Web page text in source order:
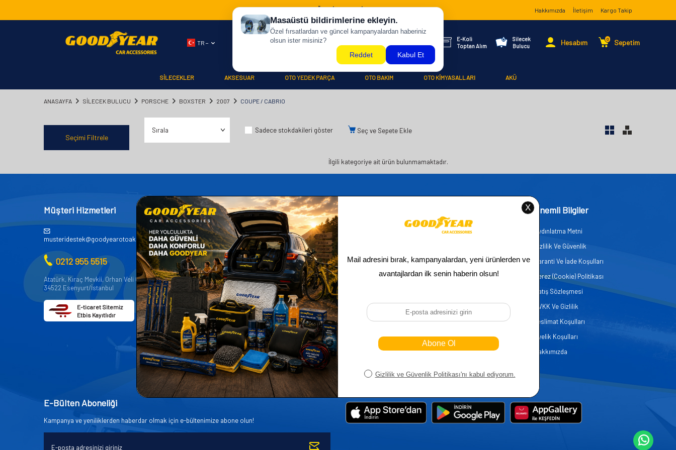
500 TL ÜZERİ KARGO BİZDEN ! Hakkımızda İletişim Kargo Takip
TR −
E-Koli
Toptan Alım
Silecek
Bulucu
Hesabım 0 Sepetim
SİLECEKLER AKSESUAR OTO YEDEK PARÇA OTO BAKIM OTO KİMYASALLARI AKÜ
ANASAYFA SILECEK BULUCU PORSCHE BOXSTER 2007 COUPE / CABRIO
Seçimi Filtrele
Sadece stokdakileri göster Seç ve Sepete Ekle
İlgili kategoriye ait ürün bulunmamaktadır.
Müşteri Hizmetleri
musteridestek@goodyearotoaksesuar.com.tr
0212 955 5515
Atatürk, Kıraç Mevkii, Orhan Veli Cd. D:No:19,
34522 Esenyurt/İstanbul
E-ticaret Sitemiz
Etbis Kayıtlıdır
Kategoriler
AKÜ
OTO KİMYASALLARI
OTO YEDEK PARÇA
AKSESUAR
OTO BAKIM
Üye
Sepetim
Bayi Kayıt
Bayi Girişi
Yeni Üye Kayıt
Üye Girişi
Ana Sayfa
Yeni Ürünler
Önemli Bilgiler
Aydınlatma Metni
Gizlilik Ve Güvenlik
Garanti Ve İade Koşulları
Çerez (Cookie) Politikası
Satış Sözleşmesi
KVKK Ve Gizlilik
Teslimat Koşulları
Üyelik Koşulları
Hakkımızda
E-Bülten Aboneliği
Kampanya ve yeniliklerden haberdar olmak için e-bültenimize abone olun!